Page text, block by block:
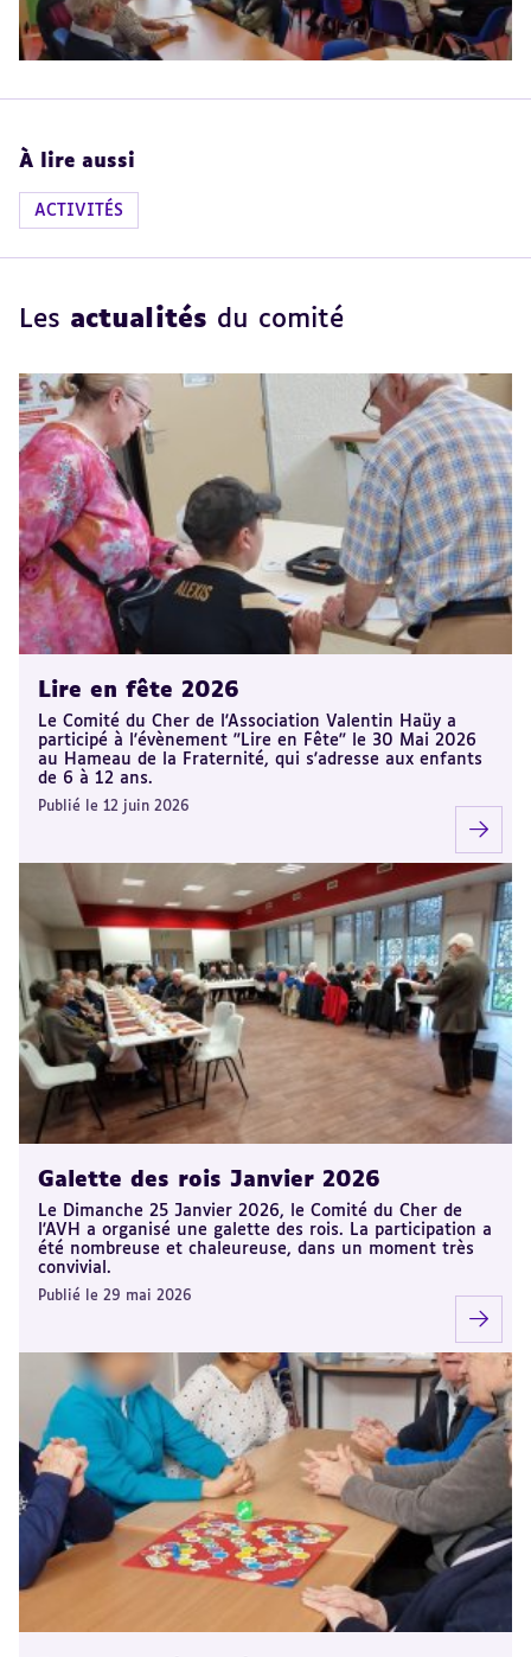
À lire aussi
ACTIVITÉS
Les actualités du comité
Lire en fête 2026
Le Comité du Cher de l'Association Valentin Haüy a
participé à l'évènement "Lire en Fête" le 30 Mai 2026
au Hameau de la Fraternité, qui s'adresse aux enfants
de 6 à 12 ans.
Publié le 12 juin 2026
Galette des rois Janvier 2026
Le Dimanche 25 Janvier 2026, le Comité du Cher de
l'AVH a organisé une galette des rois. La participation a
été nombreuse et chaleureuse, dans un moment très
convivial.
Publié le 29 mai 2026